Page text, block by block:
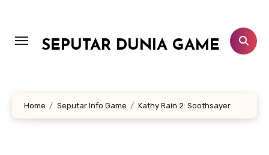
konten
SEPUTAR DUNIA GAME
Home Seputar Info Game Kathy Rain 2: Soothsayer